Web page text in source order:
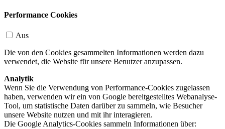
Performance Cookies
Aus
Die von den Cookies gesammelten Informationen werden dazu
verwendet, die Website für unsere Benutzer anzupassen.
Analytik
Wenn Sie die Verwendung von Performance-Cookies zugelassen
haben, verwenden wir ein von Google bereitgestelltes Webanalyse-
Tool, um statistische Daten darüber zu sammeln, wie Besucher
unsere Website nutzen und mit ihr interagieren.
Die Google Analytics-Cookies sammeln Informationen über: